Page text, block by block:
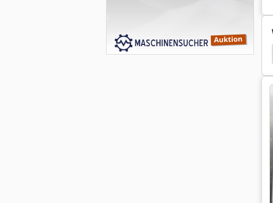
Verpackungsmaschinen Gea Ahlborn Gea